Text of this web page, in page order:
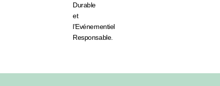
Durable
et
l’Evénementiel
Responsable.